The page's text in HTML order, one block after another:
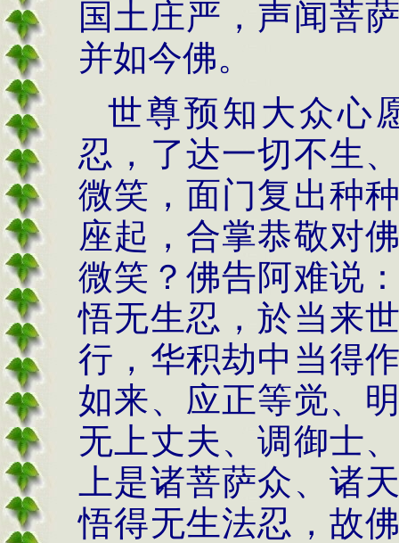
国土庄严，声闻菩
并如今佛。
世尊预知大众心
忍，了达一切不生
微笑，面门复出种
座起，合掌恭敬对
微笑？佛告阿难说
悟无生忍，於当来
行，华积劫中当得
如来、应正等觉、
无上丈夫、调御士
上是诸菩萨众、诸
悟得无生法忍，故